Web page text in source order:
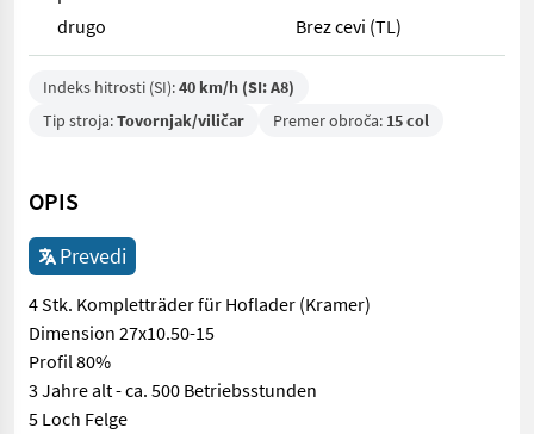
drugo
Brez cevi (TL)
Indeks hitrosti (SI):40 km/h (SI: A8)
Tip stroja:Tovornjak/viličar Premer obroča: 15 col
OPIS
Prevedi
4 Stk. Kompletträder für Hoflader (Kramer)
Dimension 27x10.50-15
Profil 80%
3 Jahre alt - ca. 500 Betriebsstunden
5 Loch Felge